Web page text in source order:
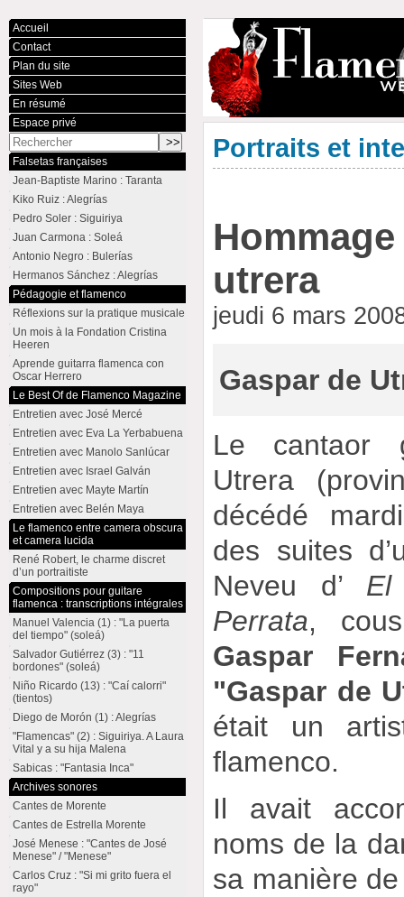
Portraits et
utrera
jeudi 6 mars
Gaspar de
Le cantaor
Utrera
décédé
des suites
Neveu d’ El
Perrata,
Gaspar
"Gaspar de
était un
flamenco.
Il avait
noms de la
sa manière
Accueil
Contact
Plan du site
Sites Web
En résumé
Espace privé
Falsetas françaises
Jean-Baptiste Marino : Taranta
Kiko Ruiz : Alegrías
Pedro Soler : Siguiriya
Juan Carmona : Soleá
Antonio Negro : Bulerías
Hermanos Sánchez : Alegrías
Pédagogie et flamenco
Réflexions sur la pratique musicale
Un mois à la Fondation Cristina
Heeren
Aprende guitarra flamenca con
Oscar Herrero
Le Best Of de Flamenco Magazine
Entretien avec José Mercé
Entretien avec Eva La Yerbabuena
Entretien avec Manolo Sanlúcar
Entretien avec Israel Galván
Entretien avec Mayte Martín
Entretien avec Belén Maya
Le flamenco entre camera obscura
et camera lucida
René Robert, le charme discret
d’un portraitiste
Compositions pour guitare
flamenca : transcriptions intégrales
Manuel Valencia (1) : "La puerta
del tiempo" (soleá)
Salvador Gutiérrez (3) : "11
bordones" (soleá)
Niño Ricardo (13) : "Caí calorri"
(tientos)
Diego de Morón (1) : Alegrías
"Flamencas" (2) : Siguiriya. A Laura
Vital y a su hija Malena
Sabicas : "Fantasia Inca"
Archives sonores
Cantes de Morente
Cantes de Estrella Morente
José Menese : "Cantes de José
Menese" / "Menese"
Carlos Cruz : "Si mi grito fuera el
rayo"